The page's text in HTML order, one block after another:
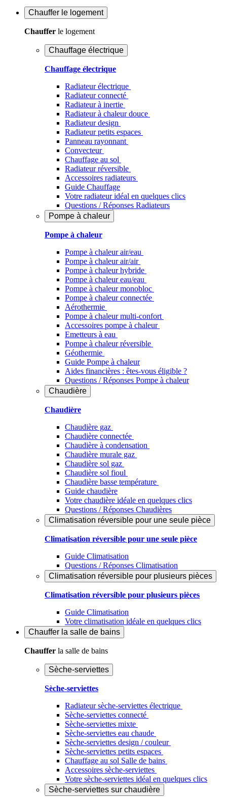
Chauffer le logement
Chauffer le logement
Chauffage électrique
Chauffage électrique
Radiateur électrique
Radiateur connecté
Radiateur à inertie
Radiateur à chaleur douce
Radiateur design
Radiateur petits espaces
Panneau rayonnant
Convecteur
Chauffage au sol
Radiateur réversible
Accessoires radiateurs
Guide Chauffage
Votre radiateur idéal en quelques clics
Questions / Réponses Radiateurs
Pompe à chaleur
Pompe à chaleur
Pompe à chaleur air/eau
Pompe à chaleur air/air
Pompe à chaleur hybride
Pompe à chaleur​ eau/eau
Pompe à chaleur monobloc
Pompe à chaleur connectée
Aérothermie
Pompe à chaleur multi-confort
Accessoires pompe à chaleur
Emetteurs à eau
Pompe à chaleur réversible
Géothermie
Guide Pompe à chaleur
Aides financières : êtes-vous éligible ?
Questions / Réponses Pompe à chaleur
Chaudière
Chaudière
Chaudière gaz
Chaudière connectée
Chaudière à condensation
Chaudière murale gaz
Chaudière sol gaz
Chaudière sol fioul
Chaudière basse température
Guide chaudière
Votre chaudière idéale en quelques clics
Questions / Réponses Chaudières
Climatisation réversible pour une seule pièce
Climatisation réversible pour une seule pièce
Guide Climatisation
Questions / Réponses Climatisation
Climatisation réversible pour plusieurs pièces
Climatisation réversible pour plusieurs pièces
Guide Climatisation
Votre climatisation idéale en quelques clics
Chauffer la salle de bains
Chauffer la salle de bains
Sèche-serviettes
Sèche-serviettes
Radiateur sèche-serviettes électrique
Sèche-serviettes connecté
Sèche-serviettes mixte
Sèche-serviettes eau chaude
Sèche-serviettes design / couleur
Sèche-serviettes petits espaces
Chauffage au sol Salle de bains
Accessoires sèche-serviettes
Votre sèche-serviettes idéal en quelques clics
Sèche-serviettes sur chaudière